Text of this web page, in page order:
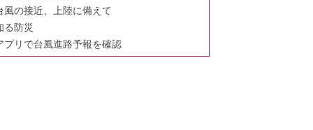
風の接近、上陸に備えて
る防災
プリで台風進路予報を確認